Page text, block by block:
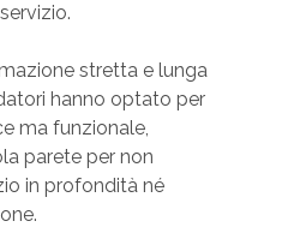
stretta e lunga
hanno optato per
ma funzionale,
parete per non
in profondità né